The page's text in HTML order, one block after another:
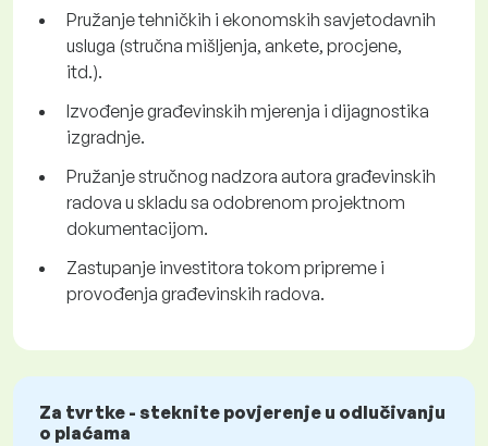
Pružanje tehničkih i ekonomskih savjetodavnih
usluga (stručna mišljenja, ankete, procjene,
itd.).
Izvođenje građevinskih mjerenja i dijagnostika
izgradnje.
Pružanje stručnog nadzora autora građevinskih
radova u skladu sa odobrenom projektnom
dokumentacijom.
Zastupanje investitora tokom pripreme i
provođenja građevinskih radova.
Za tvrtke - steknite povjerenje u odlučivanju
o plaćama